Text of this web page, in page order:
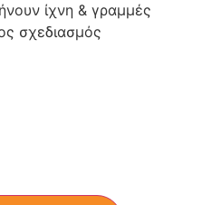
ίχνη & γραμμές
σχεδιασμός